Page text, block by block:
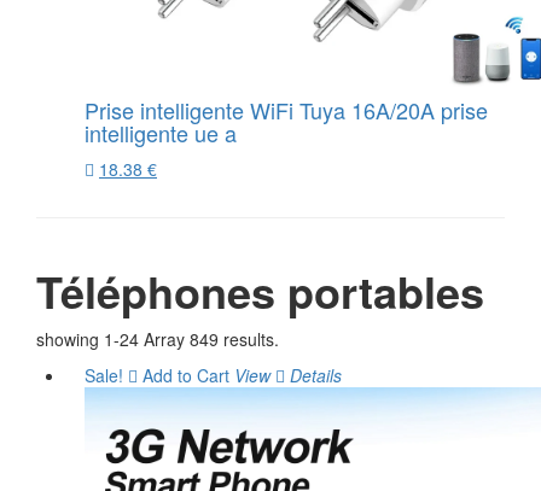
Prise intelligente WiFi Tuya 16A/20A prise
intelligente ue a
18.38 €
Téléphones portables
showing 1-24 Array 849 results.
Sale!
Add to Cart View Details